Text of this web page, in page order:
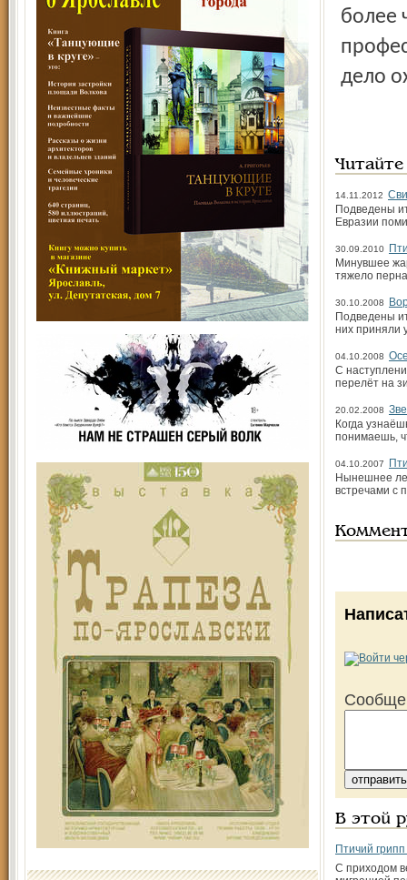
более
дело
14.11.2012
Подведены
Евразии
30.09.2010
Минувшее
тяжело
30.10.2008
Подведены
них приняли
04.10.2008
С
перелёт на
20.02.2008
Когда
понимаешь,
04.10.2007
Нынешнее
встречами с
В этой
Птичий
С приходом